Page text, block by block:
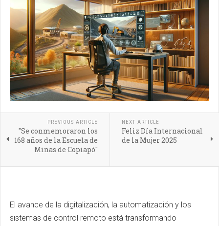
PREVIOUS ARTICLE
"Se conmemoraron los
168 años de la Escuela de
Minas de Copiapó"
NEXT ARTICLE
Feliz Día Internacional
de la Mujer 2025
El avance de la digitalización, la automatización y los
sistemas de control remoto está transformando